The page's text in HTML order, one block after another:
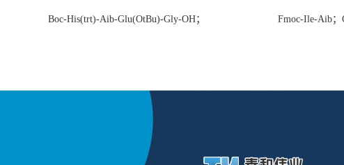
Boc-His(trt)-Aib-Glu(OtBu)-Gly-OH；
Fmoc-Ile-Aib；